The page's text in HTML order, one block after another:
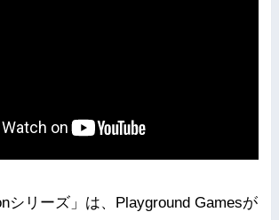
シリーズ」は、Playground Gamesが